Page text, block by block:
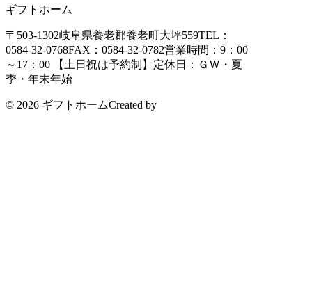
ギフトホーム
〒503-1302岐阜県養老郡養老町大坪559TEL：
0584-32-0768FAX：0584-32-0782営業時間：9：00
～17：00 【土日祝は予約制】 定休日：ＧＷ・夏
季・年末年始
© 2026 ギフトホームCreated by